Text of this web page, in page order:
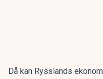
Då kan Rysslands